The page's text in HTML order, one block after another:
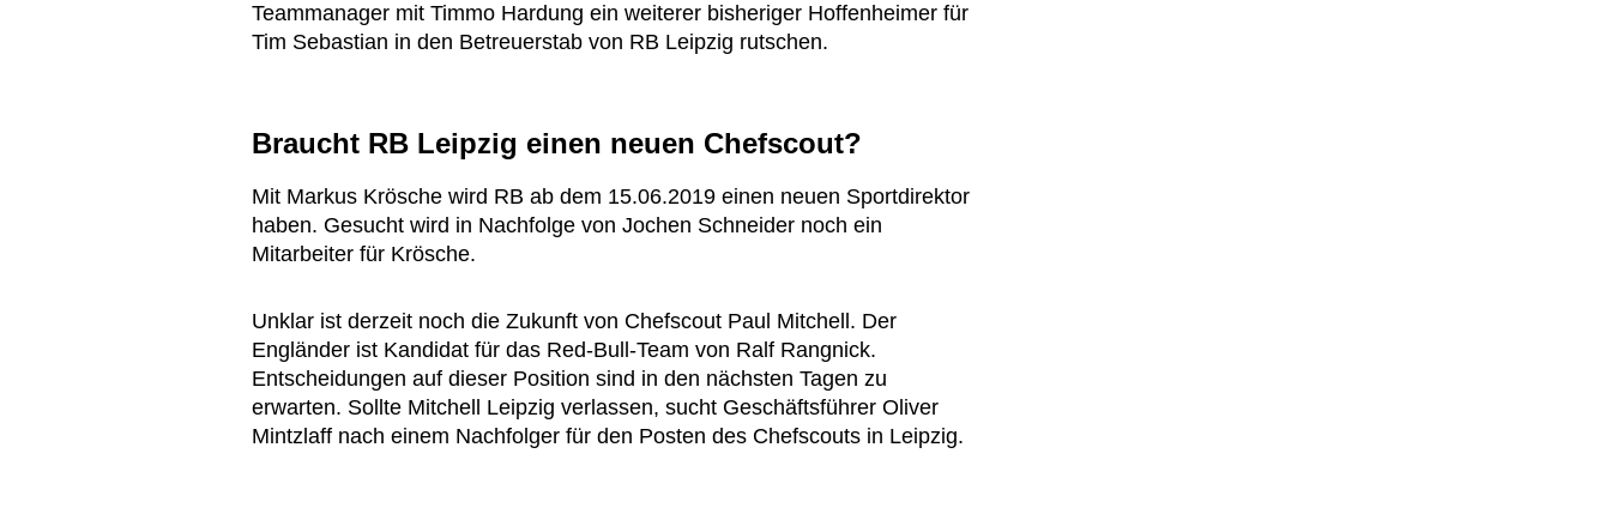
Teammanager mit Timmo Hardung ein weiterer bisheriger Hoffenheimer für
Tim Sebastian in den Betreuerstab von RB Leipzig rutschen.
Braucht RB Leipzig einen neuen Chefscout?
Mit Markus Krösche wird RB ab dem 15.06.2019 einen neuen Sportdirektor
haben. Gesucht wird in Nachfolge von Jochen Schneider noch ein
Mitarbeiter für Krösche.
Unklar ist derzeit noch die Zukunft von Chefscout Paul Mitchell. Der
Engländer ist Kandidat für das Red-Bull-Team von Ralf Rangnick.
Entscheidungen auf dieser Position sind in den nächsten Tagen zu
erwarten. Sollte Mitchell Leipzig verlassen, sucht Geschäftsführer Oliver
Mintzlaff nach einem Nachfolger für den Posten des Chefscouts in Leipzig.